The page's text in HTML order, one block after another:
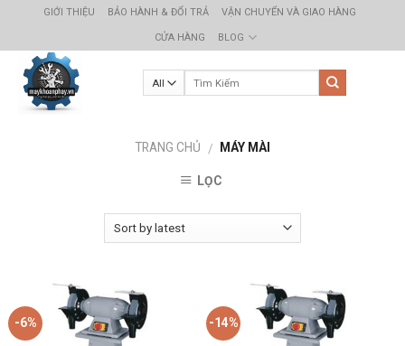
content
GIỚI THIỆU BẢO HÀNH & ĐỔI TRẢ VẬN CHUYỂN VÀ GIAO HÀNG
CỬA HÀNG BLOG
TRANG CHỦ / MÁY MÀI
LỌC
-6% -14%